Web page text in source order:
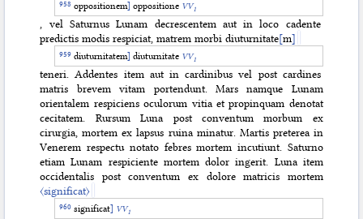
oppositionem] oppositione VV1
, vel Saturnus Lunam decrescentem aut in loco cadente
predictis modis respiciat, matrem morbi diuturnitate[m]
diuturnitatem] diuturnitate VV1
teneri. Addentes item aut in cardinibus vel post cardines
matris brevem vitam portendunt. Mars namque Lunam
orientalem respiciens oculorum vitia et propinquam denotat
cecitatem. Rursum Luna post conventum morbum ex
cirurgia, mortem ex lapsus ruina minatur. Martis preterea in
Venerem respectu notato febres mortem incutiunt. Saturno
etiam Lunam respiciente mortem dolor ingerit. Luna item
occidentalis post conventum ex dolore matricis mortem
〈significat〉
significat] VV1